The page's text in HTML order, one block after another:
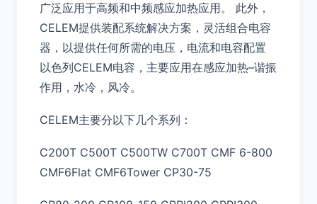
广泛应用于高频和中频感应加热应用。 此外，
CELEM提供装配系统解决方案，灵活组合电容
器，以提供任何所需的电压，电流和电容配置
以色列CELEM电容，主要应用在感应加热–谐振
作用，水冷，风冷。
CELEM主要分以下几个系列：
C200T C500T C500TW C700T CMF 6-800
CMF6Flat CMF6Tower CP30-75